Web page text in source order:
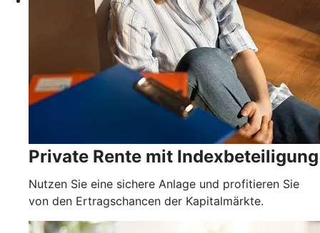
Private Rente mit Indexbeteiligung
Nutzen Sie eine sichere Anlage und profitieren Sie
von den Ertragschancen der Kapitalmärkte.